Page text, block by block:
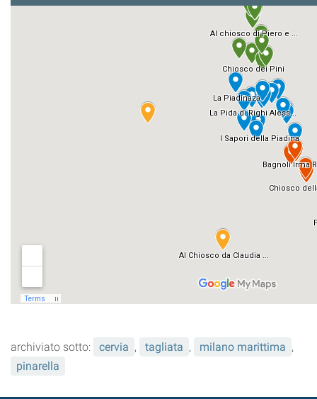
archiviato sotto: cervia , tagliata , milano marittima ,
pinarella